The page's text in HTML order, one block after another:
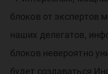
блоков от экспертов
наших делегатов,
блоков невероятно
будет создаваться